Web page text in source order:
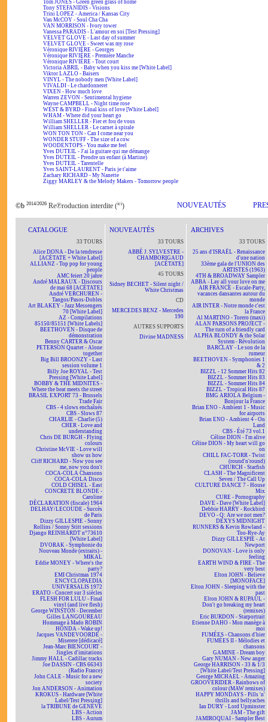
Tom JONES - Green green grass of home
Tony STEFANIDIS - Visions
Trini LOPEZ - America / Kansas City
Van McCOY - Soul Cha Cha
VAN MORRISON - Ivory tower
Vanessa PARADIS - L'amour en soi [Test Pressing]
VELVET GLOVE - Last day of summer
VELVET GLOVE - Sweet was my rose
Véronique RIVIÈRE - Georges
Véronique RIVIÈRE - Première Manche
Véronique RIVIÈRE - Tout court
Victoria ABRIL - Baby when you kiss me [White Label]
Viktor LAZLO - Baisers
VINYL - The nobody men [White Label]
VIVALDI - Le chardonneret
VIXEN - How much love
Warren ZEVON - Sentimental hygiene
Wayne CAMPBELL - Night time rose
WEST & BYRD - Final kiss of love [White Label]
WHAM - Where did your heart go
William SHELLER - Fier et fou de vous
William SHELLER - Le carnet à spirale
WON TON TON - Can I come near you
WONDER STUFF - The size of a cow
WOODENTOPS - You make me feel
Yves DUTEIL - J'ai la guitare qui me démange
Yves DUTEIL - Prendre un enfant (à Martine)
Yves DUTEIL - Tarentelle
Yves SAINT-LAURENT - Paris je t'aime
Zachary RICHARD - My Nanette
Ziggy MARLEY & the Melody Makers - Tomorrow people
©b 2014/2026 Re℗roduction interdite (ici) NOUVEAUTÉS
CATALOGUE
33 TOURS
Alice DONA - De la tendresse
[ACÉTATE + White Label]
ALLIANZ - Top pop for young
people
AMC feiert 20 jahre
André MALRAUX - Discours
de mai 68 [ACÉTATE]
André VERCHUREN -
Tangos/Pasos-Dobles
Art BLAKEY - Jazz Messengers
70 [White Label]
AZ - Compilations
85150/85151 [White Labels]
BEETHOVEN - Disque de
démonstration
Benny CARTER & Oscar
PETERSON Quartet - Alone
together
Big Bill BROONZY - Last
session volume 1
Billy Joe ROYAL - Test
Pressing [White Label]
BOBBY & THE MIDNITES -
Where the beat meets the street
BRASIL EXPORT 73 - Brussels
Trade Fair
CBS - 4 slows enchaînés
CBS - Slows 87
CHARLIE - Charlie (5)
CHER - Love and
understanding
Chris DE BURGH - Flying
colours
Christine McVIE - Love will
show us how
Cliff RICHARD - Now you see
me, now you don't
COCA-COLA Chansons
COCA-COLA Disco
COLD CHISEL - East
CONCRETE BLONDE -
Caroline
DÉCLARATION (fiscale) 1964
DELHAY/LECOUDE - Succès
de Paris
Dizzy GILLESPIE - Sonny
Rollins / Sonny Stitt sessions
Django REINHARDT n°73610
[White Label]
DVORAK - Symphonie du
Nouveau Monde (extraits) -
MIKAL
Eddie MONEY - Where's the
party?
EMI Christmas 1974
ENCYCLOPAEDIA
UNIVERSALIS 1972
ERATO - Concert sur 3 siècles
FLESH FOR LULU - Final
vinyl (and live flesh)
George WINSTON - December
Gilles LANGOUREAU
Hommage à Mado ROBIN
HONDA - Wake up!
Jacques VANDEVOORDE -
Miserere [dédicacé]
Jean-Marc BIENCOURT -
Jingles d'imitations
Jimmy HALL - Cadillac tracks
Joe DASSIN - CBS 66343
(Radio France)
John CALE - Music for a new
society
Jon ANDERSON - Animation
KROKUS - Hardware [White
Label/Test Pressing]
la TRIBUNE de GENÈVE
LBS - Action
LBS - Aurum
NOUVEAUTÉS
33 TOURS
ABBÉ J. SYLVESTRE -
CHAMBORIGAUD
[ACÉTATE]
45 TOURS
Sidney BECHET - Silent night /
White Christmas
CD
MERCEDES BENZ - Mercedes
190
AUTRES SUPPORTS
Divine MADNESS
ARCHIVES
33 TOURS
25 ans d'ISRAËL - Renaissance
d'une nation
33ème gala de l'UNION des
ARTISTES (1963)
4TH & BROADWAY Sampler
ABBA - Lay all your love on me
AIR FRANCE - Escale-Party,
vacances dansantes autour du
monde
AIR INTER - Notre monde c'est
la France
Al MARTINO - Torero (maxi)
ALAN PARSONS PROJECT -
The turn of a friendly card
ALPHA BLONDY & the Solar
System - Révolution
BARCLAY - Le son de la
rumeur
BEETHOVEN - Symphonies 1
& 2
BIZZL - 12 Sommer Hits 82
BIZZL - Sommer Hits 83
BIZZL - Sommer Hits 84
BIZZL - Tropical Hits 87
BMG ARIOLA Belgium -
Bonjour la France
Brian ENO - Ambient 1 - Music
for airports
Brian ENO - Ambient 4 - On
Land
CBS - Été 73 vol.1
Céline DION - I'm alive
Céline DION - My heart will go
on
CHILL FAC-TORR - Twist
(round'n'round)
CHURCH - Starfish
CLASH - The Magnificent
Seven / The Call Up
CULTURE DANCE 7 - House
Mix
CURE - Pornography
DAVE - Dave [White Label]
Debbie HARRY - Rockbird
DEVO - Q: Are we not men?
DEXYS MIDNIGHT
RUNNERS & Kevin Rowland -
Too-Rye-Ay
Dizzy GILLESPIE - At
Newport
DONOVAN - Love is only
feeling
EARTH WIND & FIRE - The
very best
Elton JOHN - Believe
[MONOFACE]
Elton JOHN - Sleeping with the
past
Elton JOHN & RUPAUL -
Don't go breaking my heart
(remixes)
Eric BURDON - Starportrait
Etienne DAHO - Mon manège à
moi
FUMÉES - Chansons d'hier
FUMÉES II - Mélodies et
chansons
GAMINE - Dream boy
Gary NUMAN - New anger
George HARRISON - 33 & 1/3
[White Label/Test Pressing]
George MICHAEL - Amazing
GROOVERIDER - Rainbows of
colour (MAW remixes)
HAPPY MONDAYS - Pills 'n'
thrills and bellyaches
Ian DURY - Lord Upminster
JAM - The gift
JAMIROQUAI - Sampler Best